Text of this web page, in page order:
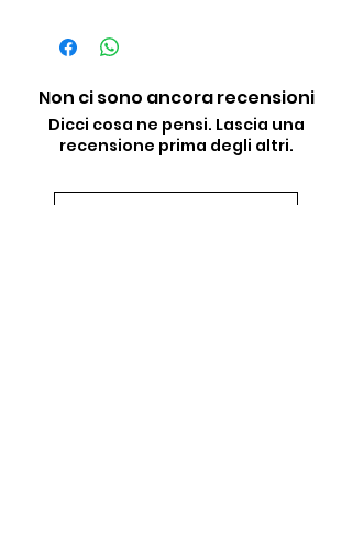
CMOS 1/2.3 Inch
LED Light 2x 1200 Lumens
Dimensioni 38.5x22.6x13.8cm
Massima profondità 100 MT
Non ci sono ancora recensioni
Dicci cosa ne pensi. Lascia una
recensione prima degli altri.